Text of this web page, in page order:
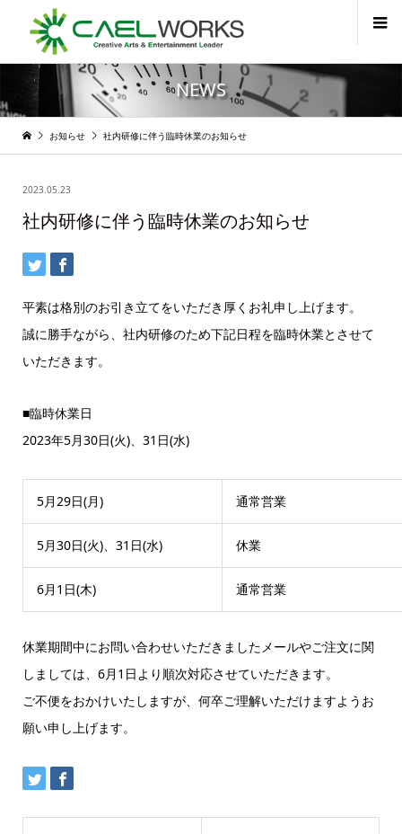
NEWS
お知らせ 社内研修に伴う臨時休業のお知らせ
2023.05.23
社内研修に伴う臨時休業のお知らせ
平素は格別のお引き立てをいただき厚くお礼申し上げます。
誠に勝手ながら、社内研修のため下記日程を臨時休業とさせて
いただきます。
■臨時休業日
2023年5月30日(火)、31日(水)
5月29日(月) 通常営業
5月30日(火)、31日(水) 休業
6月1日(木) 通常営業
休業期間中にお問い合わせいただきましたメールやご注文に関
しましては、6月1日より順次対応させていただきます。
ご不便をおかけいたしますが、何卒ご理解いただけますようお
願い申し上げます。